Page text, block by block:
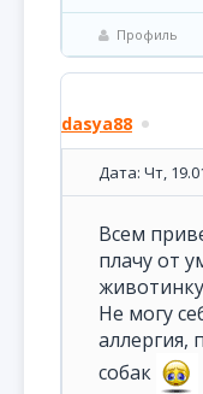
Профиль
dasya88
Дата: Чт,
Всем
плачу от
Не могу
аллергия,
собак